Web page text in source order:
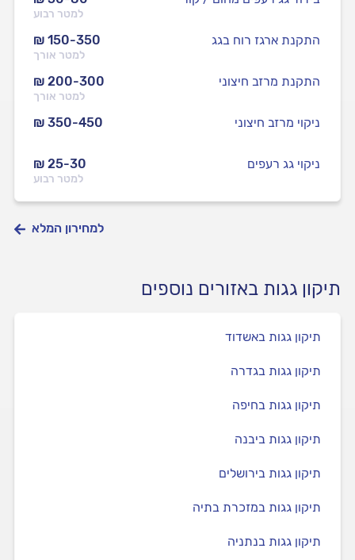
למטר רבוע
₪ 150-350
למטר אורך
התקנת ארגז רוח בגג
₪ 200-300
למטר אורך
התקנת מרזב חיצוני
₪ 350-450 ניקוי מרזב חיצוני
₪ 25-30
למטר רבוע
ניקוי גג רעפים
למחירון המלא
תיקון גגות באזורים נוספים
תיקון גגות באשדוד
תיקון גגות בגדרה
תיקון גגות בחיפה
תיקון גגות ביבנה
תיקון גגות בירושלים
תיקון גגות במזכרת בתיה
תיקון גגות בנתניה